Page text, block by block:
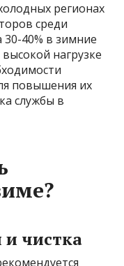
регионах
среди
30-40% в зимние
нагрузке
повышения их
службы в
и чистка